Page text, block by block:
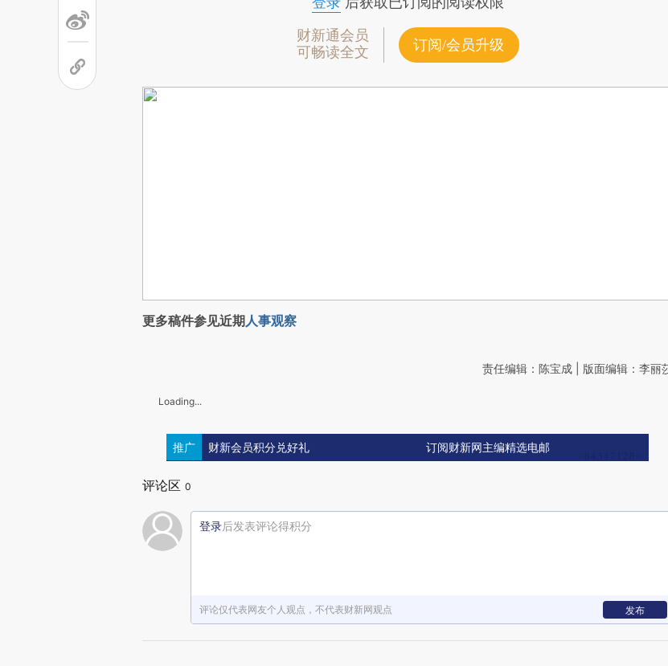
财新通会员
可畅读全文
订阅/会员升级
更多稿件参见近期人事观察
责任编辑：陈宝成 | 版面编辑：李丽
Loading...
推广 财新会员积分兑好礼 订阅财新网主编精选电邮
评论区 0
登录后发表评论得积分
评论仅代表网友个人观点，不代表财新网观点 发布